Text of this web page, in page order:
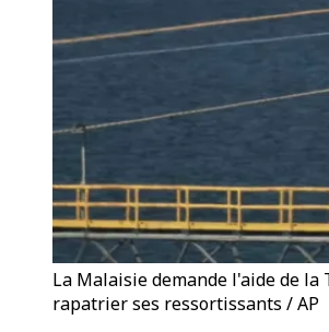
La Malaisie demande l'aide de
rapatrier ses ressortissants / AP